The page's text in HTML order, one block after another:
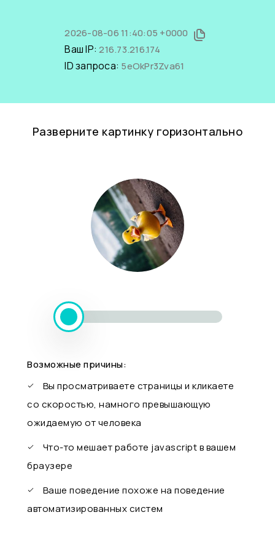
2026-08-06 11:40:05 +0000
Ваш IP:216.73.216.174
ID запроса: 5eOkPr3Zva61
Разверните картинку горизонтально
Возможные причины:
Вы просматриваете страницы и кликаете
со скоростью, намного превышающую
ожидаемую от человека
Что-то мешает работе javascript в вашем
браузере
Ваше поведение похоже на поведение
автоматизированных систем